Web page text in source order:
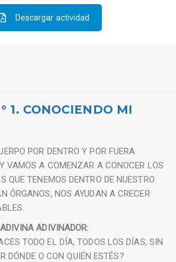
Descargar actividad
1. CONOCIENDO MI
POR DENTRO Y POR FUERA
VAMOS A COMENZAR A CONOCER LOS
QUE TENEMOS DENTRO DE NUESTRO
ÓRGANOS, NOS AYUDAN A CRECER
ADIVINA ADIVINADOR:
TODO EL DÍA, TODOS LOS DÍAS, SIN
DÓNDE O CON QUIÉN ESTÉS?